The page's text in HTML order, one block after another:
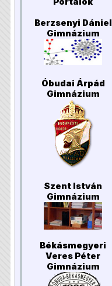
Berzsenyi Dániel
Gimnázium
Óbudai Árpád
Gimnázium
Szent István
Gimnázium
Békásmegyeri
Veres Péter
Gimnázium